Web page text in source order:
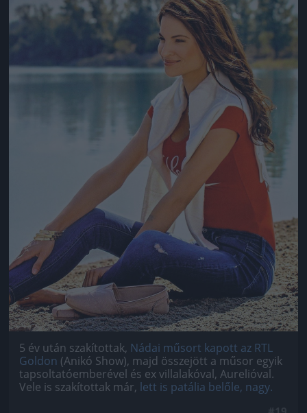
5 év után szakítottak, Nádai műsort kapott az RTL
Goldon (Anikó Show), majd összejött a műsor egyik
tapsoltatóemberével és ex villalakóval, Aurelióval.
Vele is szakítottak már, lett is patália belőle, nagy.